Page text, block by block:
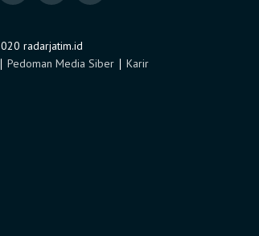
radarjatim.id
∣ Pedoman Media Siber∣ Karir